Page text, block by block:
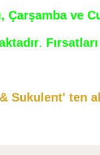
Çarşamba ve
.
Sukulent' ten